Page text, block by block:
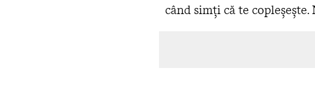
când simți că te